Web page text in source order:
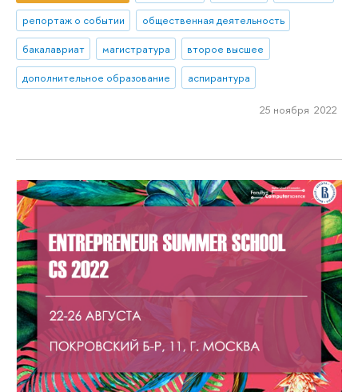
репортаж о событии
общественная деятельность
бакалавриат
магистратура
второе высшее
дополнительное образование
аспирантура
25 ноября 2022